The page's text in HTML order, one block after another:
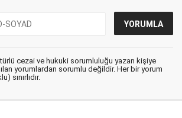
türlü cezai ve hukuki sorumluluğu yazan kişiye
yorumlardan sorumlu değildir. Her bir yorum
sınırlıdır.